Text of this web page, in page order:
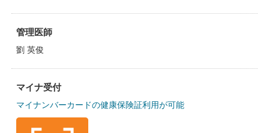
管理医師
劉 英俊
マイナ受付
マイナンバーカードの健康保険証利用が可能